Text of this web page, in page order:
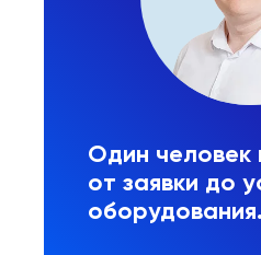
Один человек
от заявки до
оборудования.